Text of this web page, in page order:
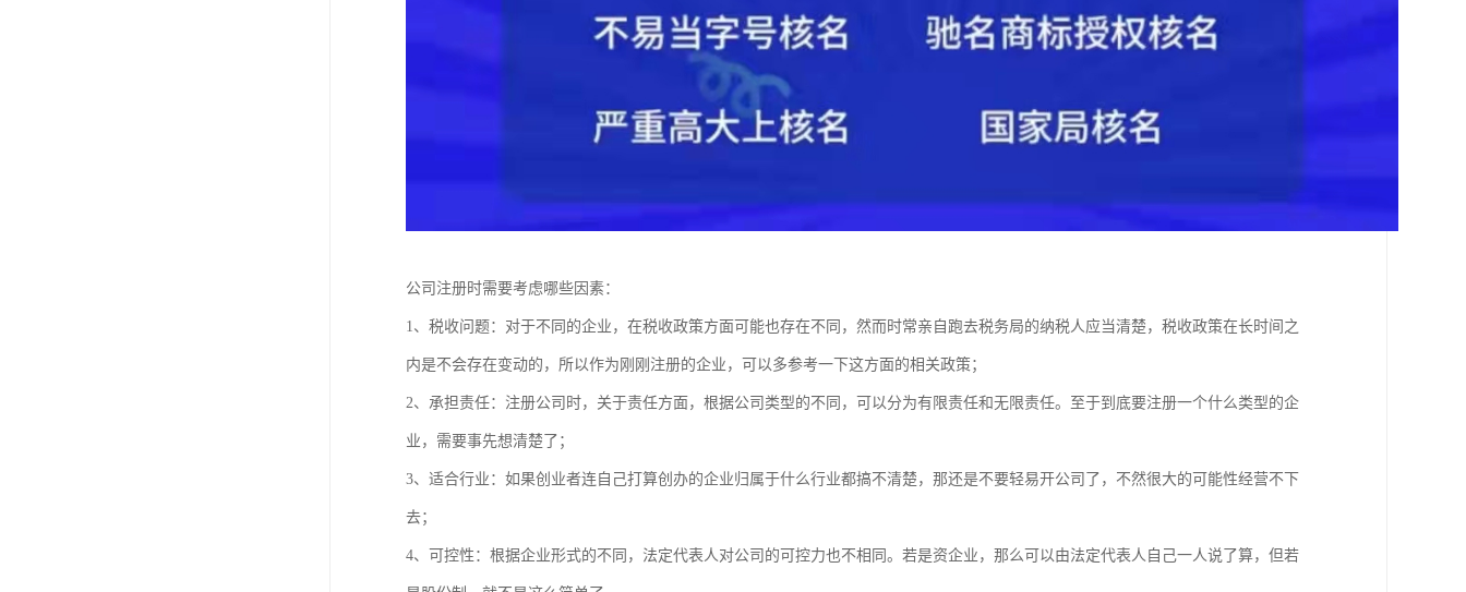
公司注册时需要考虑哪些因素：
1、税收问题：对于不同的企业，在税收政策方面可能也存在不同，然而时常亲自跑去税务局的纳税人应当清楚，税收政策在长时间之
内是不会存在变动的，所以作为刚刚注册的企业，可以多参考一下这方面的相关政策；
2、承担责任：注册公司时，关于责任方面，根据公司类型的不同，可以分为有限责任和无限责任。至于到底要注册一个什么类型的企
业，需要事先想清楚了；
3、适合行业：如果创业者连自己打算创办的企业归属于什么行业都搞不清楚，那还是不要轻易开公司了，不然很大的可能性经营不下
去；
4、可控性：根据企业形式的不同，法定代表人对公司的可控力也不相同。若是资企业，那么可以由法定代表人自己一人说了算，但若